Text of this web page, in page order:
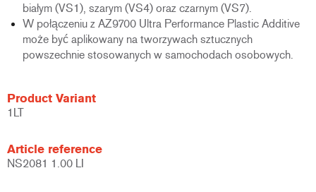
białym (VS1), szarym (VS4) oraz czarnym (VS7).
W połączeniu z AZ9700 Ultra Performance Plastic Additive
może być aplikowany na tworzywach sztucznych
powszechnie stosowanych w samochodach osobowych.
Product Variant
1LT
Article reference
NS2081 1.00 LI